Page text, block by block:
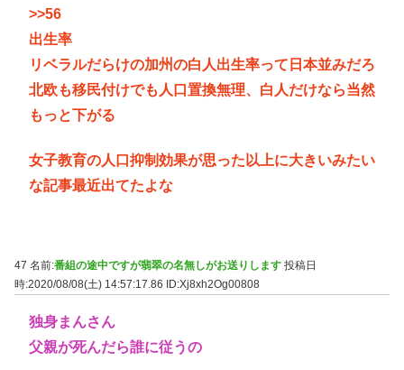
>>56
出生率
リベラルだらけの加州の白人出生率って日本並みだろ
北欧も移民付けでも人口置換無理、白人だけなら当然
もっと下がる
女子教育の人口抑制効果が思った以上に大きいみたい
な記事最近出てたよな
47 名前:番組の途中ですが翡翠の名無しがお送りします 投稿日
時:2020/08/08(土) 14:57:17.86
ID:Xj8xh2Og00808
独身まんさん
父親が死んだら誰に従うの